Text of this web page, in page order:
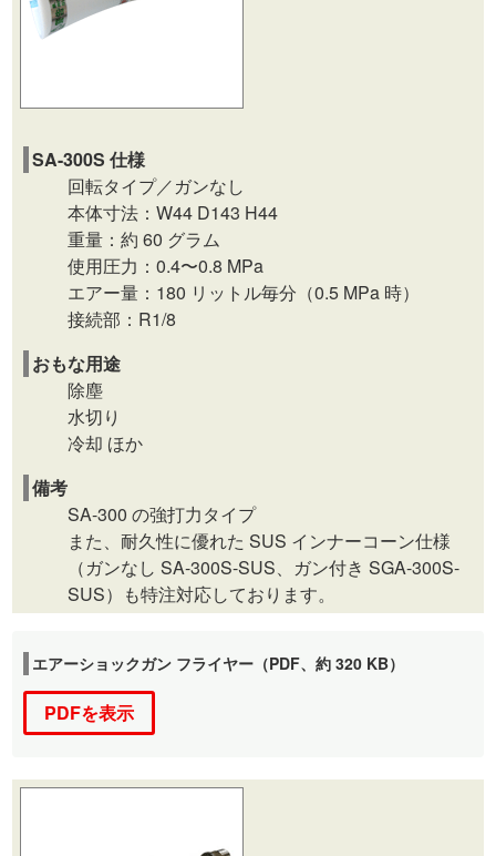
SA-300S 仕様
回転タイプ／ガンなし
本体寸法：W44 D143 H44
重量：約 60 グラム
使用圧力：0.4〜0.8 MPa
エアー量：180 リットル毎分（0.5 MPa 時）
接続部：R1/8
おもな用途
除塵
水切り
冷却 ほか
備考
SA-300 の強打力タイプ
また、耐久性に優れた SUS インナーコーン仕様
（ガンなし SA-300S-SUS、ガン付き SGA-300S-
SUS）も特注対応しております。
エアーショックガン フライヤー（PDF、約 320 KB）
PDFを表示